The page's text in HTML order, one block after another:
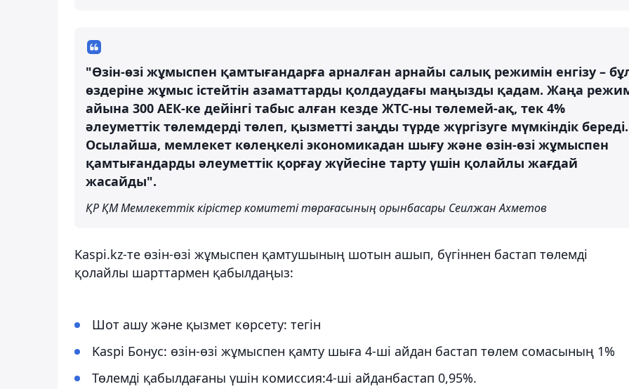
"Өзін-өзі жұмыспен қамтығандарға арналған арнайы салық режимін енгізу –
өздеріне жұмыс істейтін азаматтарды қолдаудағы маңызды қадам. Жаңа
айына 300 АЕК-ке дейінгі табыс алған кезде ЖТС-ны төлемей-ақ, тек 4%
әлеуметтік төлемдерді төлеп, қызметті заңды түрде жүргізуге мүмкіндік береді.
Осылайша, мемлекет көлеңкелі экономикадан шығу және өзін-өзі жұмыспен
қамтығандарды әлеуметтік қорғау жүйесіне тарту үшін қолайлы жағдай
жасайды".
ҚР ҚМ Мемлекеттік кірістер комитеті төрағасының орынбасары Сеилжан Ахметов
Kaspi.kz-те өзін-өзі жұмыспен қамтушының шотын ашып, бүгіннен бастап төлемді
қолайлы шарттармен қабылдаңыз:
Шот ашу және қызмет көрсету: тегін
Kaspi Бонус: өзін-өзі жұмыспен қамту шыға 4-ші айдан бастап төлем сомасының 1%
Төлемді қабылдағаны үшін комиссия:4-ші айданбастап 0,95%.